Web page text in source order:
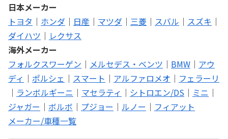
日本メーカー
トヨタ ｜ ホンダ ｜ 日産 ｜ マツダ ｜ 三菱 ｜ スバル ｜ スズキ ｜
ダイハツ ｜ レクサス
海外メーカー
フォルクスワーゲン ｜ メルセデス・ベンツ ｜ BMW ｜ アウ
ディ ｜ ポルシェ ｜ スマート ｜ アルファロメオ ｜ フェラーリ
｜ ランボルギーニ ｜ マセラティ ｜ シトロエン/DS ｜ ミニ ｜
ジャガー ｜ ボルボ ｜ プジョー ｜ ルノー ｜ フィアット
メーカー/車種一覧